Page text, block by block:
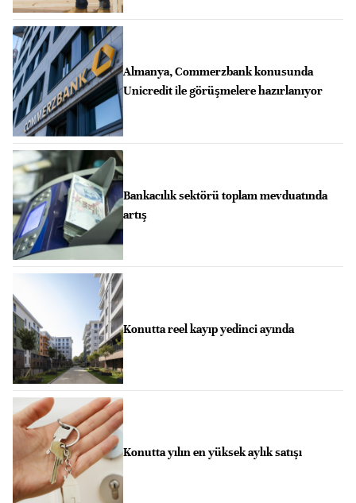
Almanya, Commerzbank konusunda
Unicredit ile görüşmelere hazırlanıyor
Bankacılık sektörü toplam mevduatında
artış
Konutta reel kayıp yedinci ayında
Konutta yılın en yüksek aylık satışı